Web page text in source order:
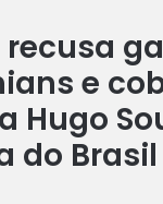
recusa
e
Hugo
do Brasil